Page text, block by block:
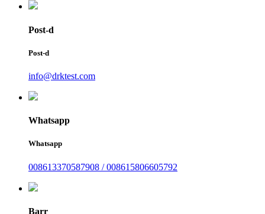
Post-d
Post-d
info@drktest.com
Whatsapp
Whatsapp
008613370587908 / 008615806605792
Barr